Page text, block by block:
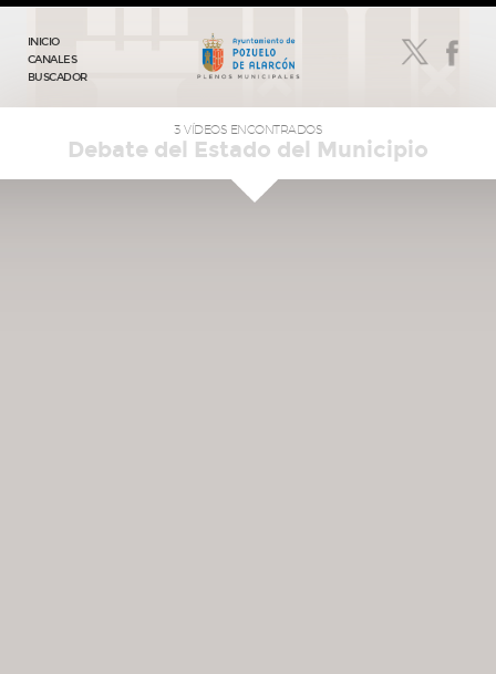
INICIO
CANALES
BUSCADOR
3 VÍDEOS ENCONTRADOS
Debate del Estado del Municipio